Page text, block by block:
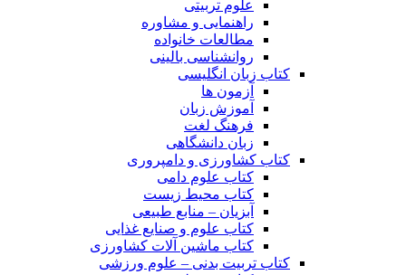
علوم تربیتی
راهنمایی و مشاوره
مطالعات خانواده
روانشناسی بالینی
کتاب زبان انگلیسی
آزمون ها
آموزش زبان
فرهنگ لغت
زبان دانشگاهی
کتاب کشاورزی و دامپروری
کتاب علوم دامی
کتاب محیط زیست
آبزیان – منابع طبیعی
کتاب علوم و صنایع غذایی
کتاب ماشین آلات کشاورزی
کتاب تربیت بدنی – علوم ورزشی